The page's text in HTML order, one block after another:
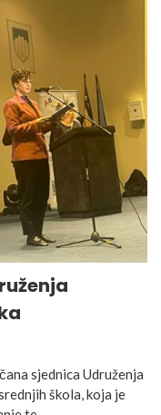
sjednica Udruženja
škola, koja je